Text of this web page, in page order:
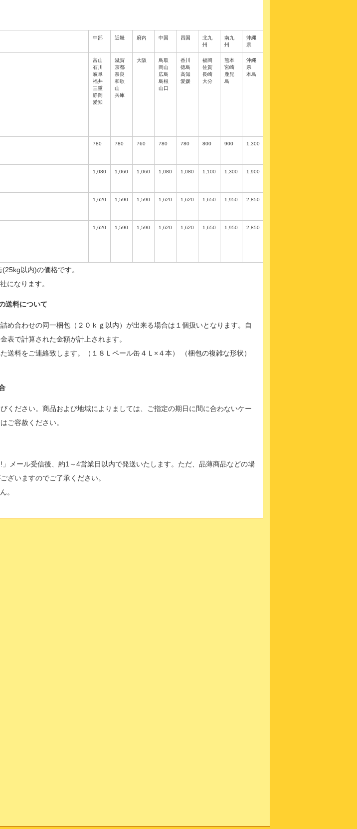
中部 近畿 府内 中国 四国
北九
州
南九
州
沖縄
県
富山
石川
岐阜
福井
三重
静岡
愛知
滋賀
京都
奈良
和歌
山
兵庫
大阪
鳥取
岡山
広島
島根
山口
香川
徳島
高知
愛媛
福岡
佐賀
長崎
大分
熊本
宮崎
鹿児
島
沖縄
県
本島
780 780 760 780 780 800 900 1,300
1,080 1,060 1,060 1,080 1,080 1,100 1,300 1,900
1,620 1,590 1,590 1,620 1,620 1,650 1,950 2,850
1,620 1,590 1,590 1,620 1,620 1,650 1,950 2,850
以内)の価格です。
になります。
送料について
め合わせの同一梱包（２０ｋｇ以内）が出来る場合は１個扱いとなります。自
表で計算された金額が計上されます。
送料をご連絡致します。（１８Ｌペール缶４Ｌ×４本） （梱包の複雑な形状）
ください。商品および地域によりましては、ご指定の期日に間に合わないケー
ご容赦ください。
メール受信後、約1～4営業日以内で発送いたします。ただ、品薄商品などの場
ざいますのでご了承ください。
。